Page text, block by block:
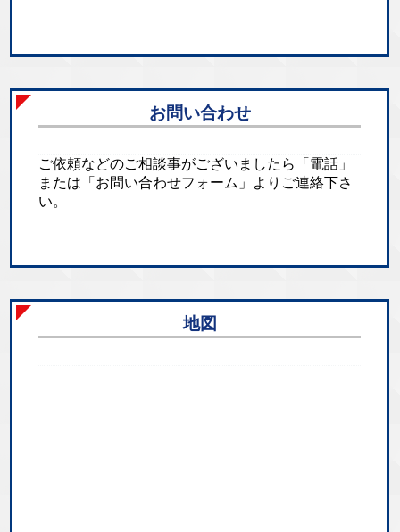
お問い合わせ
ご依頼などのご相談事がございましたら「電話」
または「お問い合わせフォーム」よりご連絡下さ
い。
地図